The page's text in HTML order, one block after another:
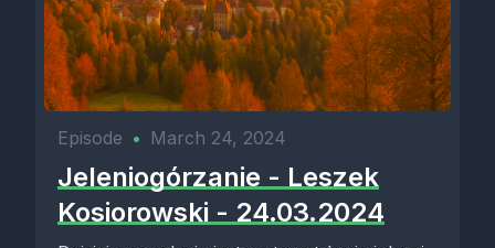
Episode • March 24, 2024
Jeleniogórzanie - Leszek
Kosiorowski - 24.03.2024